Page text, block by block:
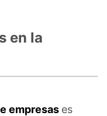
en la
empresas es